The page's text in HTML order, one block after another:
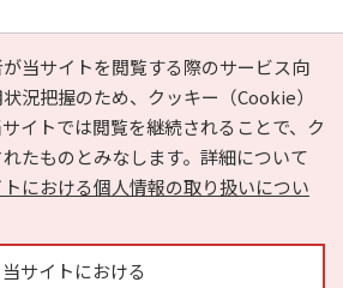
PAGE TOP
当サイトを閲覧する際のサービス向
況把握のため、クッキー（Cookie）
イトでは閲覧を継続されることで、ク
たものとみなします。詳細について
トにおける個人情報の取り扱いについ
当サイトにおける
）とは？ お気に入り
ヘルプ
報の取り扱いについて
運営会社
広告掲載に関するお問い合わせ